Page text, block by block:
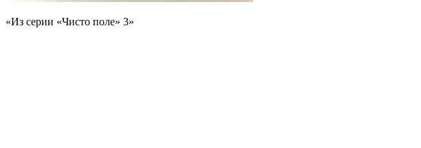
«Из серии «Чисто поле» 3»